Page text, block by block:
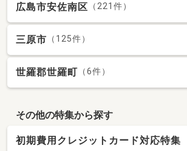
広島市安佐南区 （221件）
三原市 （125件）
世羅郡世羅町 （6件）
その他の特集から探す
初期費用クレジットカード対応特集